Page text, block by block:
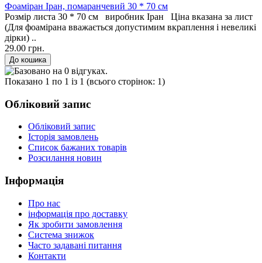
Фоаміран Іран, помаранчевий 30 * 70 см
Розмір листа 30 * 70 см виробник Іран Ціна вказана за лист
(Для фоамірана вважається допустимим вкраплення і невеликі
дірки) ..
29.00 грн.
Показано 1 по 1 із 1 (всього сторінок: 1)
Обліковий запис
Обліковий запис
Історія замовлень
Список бажаних товарів
Розсилання новин
Інформація
Про нас
інформація про доставку
Як зробити замовлення
Система знижок
Часто задавані питання
Контакти